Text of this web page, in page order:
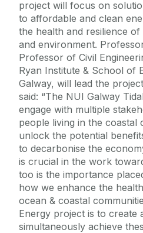
project will focus on
to affordable and clean
the health and resilience
and environment.
Professor of Civil
Ryan Institute & School of
Galway, will lead the
said: “The NUI Galway
engage with multiple
people living in the coastal
unlock the potential
to decarbonise the
is crucial in the work
too is the importance
how we enhance the
ocean & coastal
Energy project is to create
simultaneously achieve